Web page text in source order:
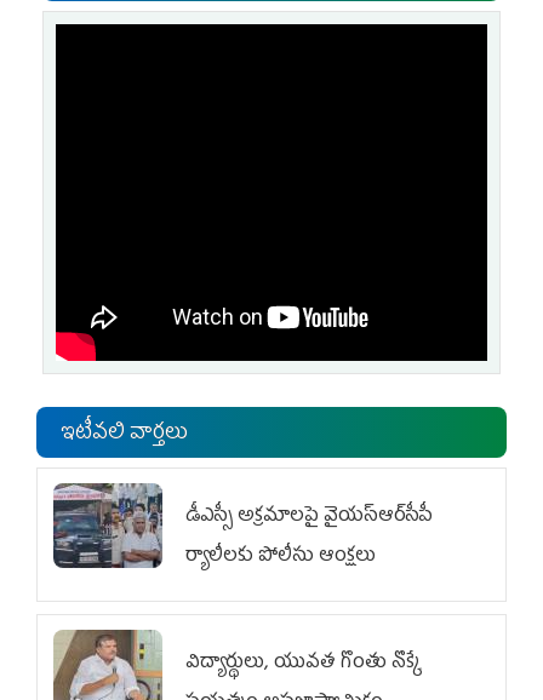
ఇటీవలి వార్తలు
డీఎస్సీ అక్రమాలపై వైయ‌స్ఆర్‌సీపీ
ర్యాలీలకు పోలీసు ఆంక్షలు
విద్యార్థులు, యువత గొంతు నొక్కే